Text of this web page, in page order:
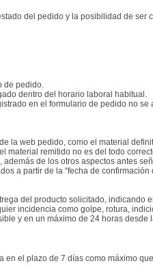
del pedido y la posibilidad de ser
de pedido.
dentro del horario laboral habitual.
en el formulario de pedido no
la web pedido, como el material
remitido no es del todo
de los otros aspectos antes
a partir de la “fecha de confirmación
del producto solicitado, indicando
incidencia como golpe, rotura,
y en un máximo de 24 horas desde
el plazo de 7 días como máximo